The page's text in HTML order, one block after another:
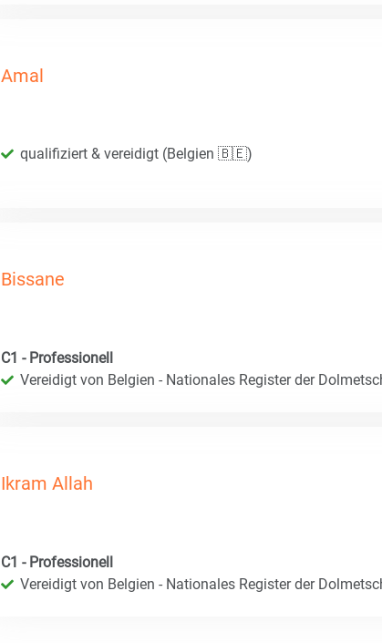
Amal
qualifiziert & vereidigt (Belgien 🇧🇪)
Bissane
C1 - Professionell
Vereidigt von Belgien - Nationales Register der
Ikram Allah
C1 - Professionell
Vereidigt von Belgien - Nationales Register der